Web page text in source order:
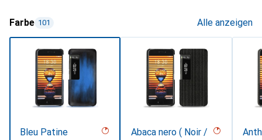
Farbe 101 Alle anzeigen
Bleu Patine
Abaca nero ( Noir /